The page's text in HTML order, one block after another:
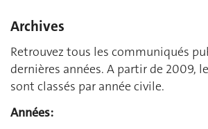
Archives
Retrouvez tous les communiqués
dernières années. A partir de 2009,
sont classés par année civile.
Années: